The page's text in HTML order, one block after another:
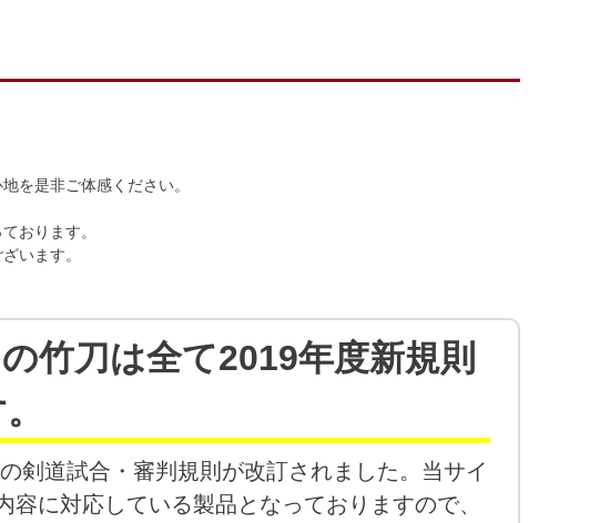
を是非ご体感ください。
おります。
います。
竹刀 は全て2019年度新規則
剣道試合・審判規則が改訂されました。当サイ
容に対応している製品となっておりますので、